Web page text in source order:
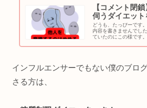
【コメント閉
伺うダイエット
どうも、たっぴーです
内容を書きませんでし
ていたのにこの様です
るダイエッターさんの
インフルエンサーでもない僕のブロ
さる方は、